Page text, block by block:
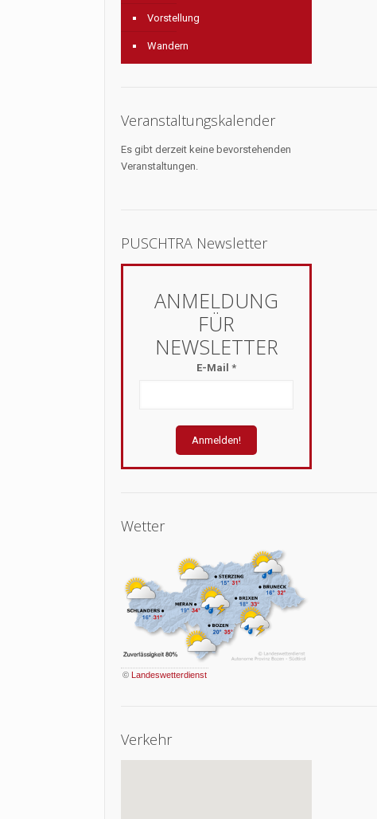
Vorstellung
Wandern
Veranstaltungskalender
Es gibt derzeit keine bevorstehenden
Veranstaltungen.
PUSCHTRA Newsletter
E-Mail*
Wetter
© Landeswetterdienst
Verkehr